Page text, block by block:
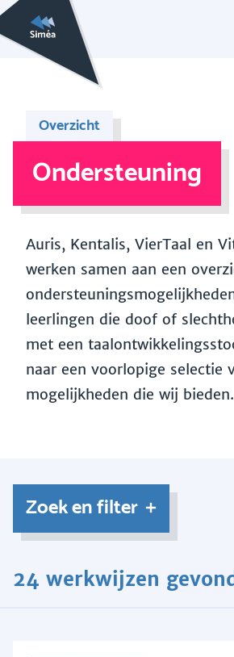
Overzicht
Ondersteuning
Auris, Kentalis, VierTaal en
werken samen aan een
leerlingen die doof of
met een
naar een voorlopige selectie
mogelijkheden die wij bieden.
Zoek en filter
24 werkwijzen